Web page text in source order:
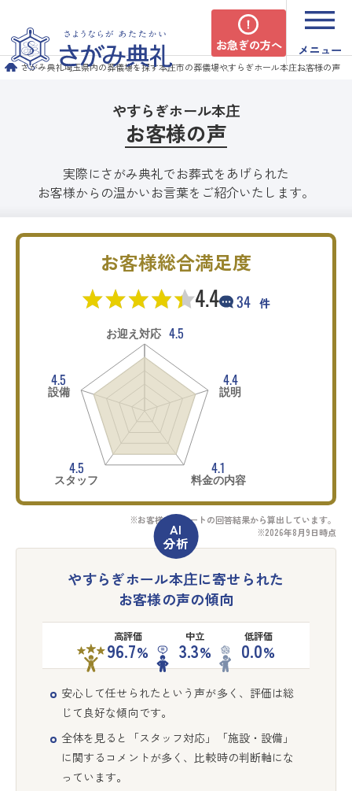
お急ぎの方へ メニュー
さがみ典礼埼玉県内の葬儀場を探す本庄市の葬儀場やすらぎホール本庄お客様の声
やすらぎホール本庄
お客様の声
実際にさがみ典礼でお葬式をあげられた
お客様からの温かいお言葉をご紹介いたします。
お客様総合満足度
4.4 34 件
お迎え対応 4.5
4.4
説明
4.1
料金の内容
4.5
スタッフ
4.5
設備
※お客様アンケートの回答結果から算出しています。
※2026年8月9日時点
やすらぎホール本庄に寄せられた
お客様の声の傾向
高評価
96.7%
中立
3.3%
低評価
0.0%
安心して任せられたという声が多く、評価は総
じて良好な傾向です。
全体を見ると「スタッフ対応」「施設・設備」
に関するコメントが多く、比較時の判断軸にな
っています。